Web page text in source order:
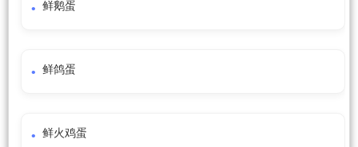
鲜鹅蛋
鲜鸽蛋
鲜火鸡蛋